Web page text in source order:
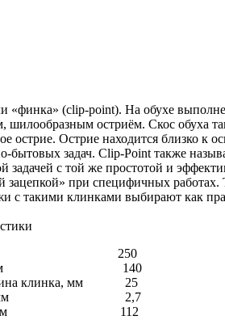
«финка» (clip-point). На обухе
шилообразным остриём. Скос обуха
острие. Острие находится близко к
бытовых задач. Clip-Point также
задачей с той же простотой и
зацепкой» при специфичных
такими клинками выбирают как
мм 250
мм 140
клинка, мм 25
мм 2,7
мм 112